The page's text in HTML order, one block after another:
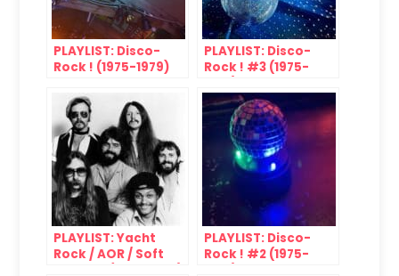
PLAYLIST: Disco-
Rock ! (1975-1979)
PLAYLIST: Disco-
Rock ! #3 (1975-
PLAYLIST: Yacht
Rock / AOR / Soft
PLAYLIST: Disco-
Rock ! #2 (1975-